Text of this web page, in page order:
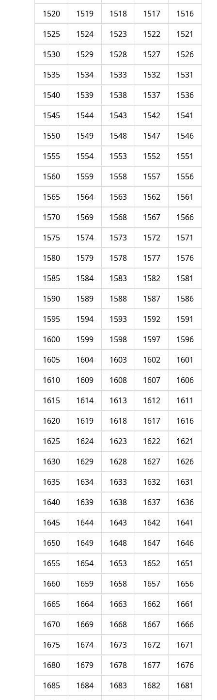
1516
1517
1518
1519
1520
1521
1522
1523
1524
1525
1526
1527
1528
1529
1530
1531
1532
1533
1534
1535
1536
1537
1538
1539
1540
1541
1542
1543
1544
1545
1546
1547
1548
1549
1550
1551
1552
1553
1554
1555
1556
1557
1558
1559
1560
1561
1562
1563
1564
1565
1566
1567
1568
1569
1570
1571
1572
1573
1574
1575
1576
1577
1578
1579
1580
1581
1582
1583
1584
1585
1586
1587
1588
1589
1590
1591
1592
1593
1594
1595
1596
1597
1598
1599
1600
1601
1602
1603
1604
1605
1606
1607
1608
1609
1610
1611
1612
1613
1614
1615
1616
1617
1618
1619
1620
1621
1622
1623
1624
1625
1626
1627
1628
1629
1630
1631
1632
1633
1634
1635
1636
1637
1638
1639
1640
1641
1642
1643
1644
1645
1646
1647
1648
1649
1650
1651
1652
1653
1654
1655
1656
1657
1658
1659
1660
1661
1662
1663
1664
1665
1666
1667
1668
1669
1670
1671
1672
1673
1674
1675
1676
1677
1678
1679
1680
1681
1682
1683
1684
1685